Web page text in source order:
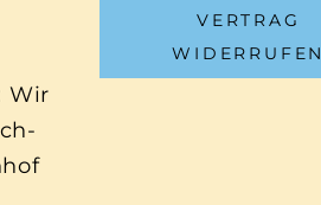
Wir
VERTRAG
WIDERRUFEN